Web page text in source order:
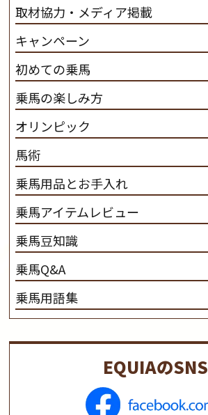
取材協力・メディア掲載
キャンペーン
初めての乗馬
乗馬の楽しみ方
オリンピック
馬術
乗馬用品とお手入れ
乗馬アイテムレビュー
乗馬豆知識
乗馬Q&A
乗馬用語集
EQUIAのSNS